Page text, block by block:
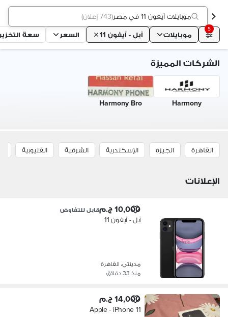
موبايلات آيفون 11 في مَصر (743 إعلان )
5
موبايلات آبل - آيفون 11 السعر سعة
الشركات المميزة
Harmony
Harmony Bro
القاهرة الجيزة الإسكندرية الشرقية القليوبية
الإعلانات
10,000 ج.م قابل للتفاوض
آبل - آيفون 11
مدينتي، القاهرة
منذ 33 دقائق
14,000 ج.م
Apple - iPhone 11